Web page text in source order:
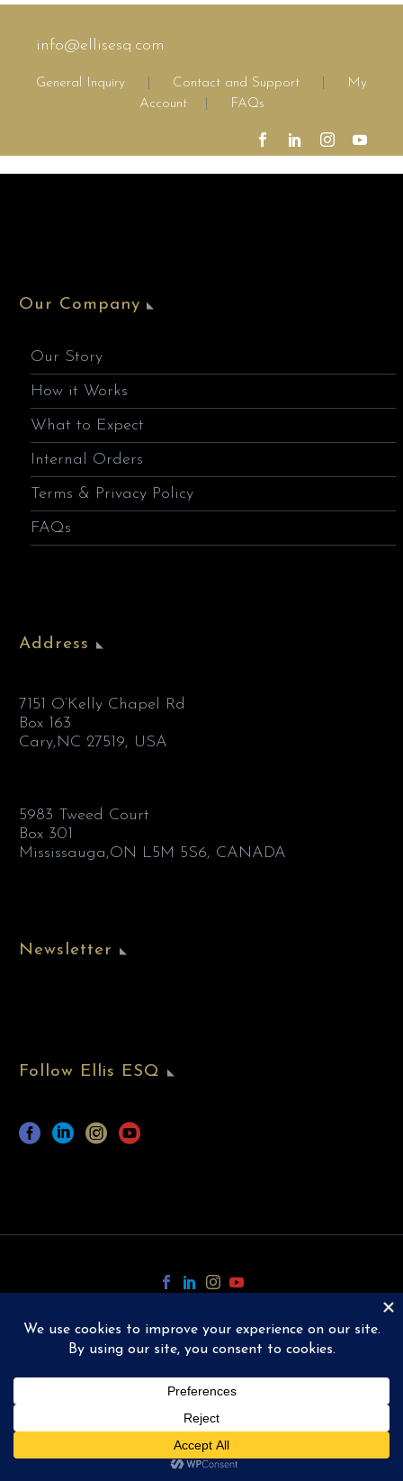
info@ellisesq.com
General Inquiry Contact and Support
My
Account
FAQs
Our Company
Our Story
How it Works
What to Expect
Internal Orders
Terms & Privacy Policy
FAQs
Address
7151 O’Kelly Chapel Rd
Box 163
Cary,NC 27519, USA
5983 Tweed Court
Box 301
Mississauga,ON L5M 5S6, CANADA
Newsletter
Follow Ellis ESQ
Copyright © 2024 Ellis ESQ.
All Rights Reserved.
Designed and Powered byTGP